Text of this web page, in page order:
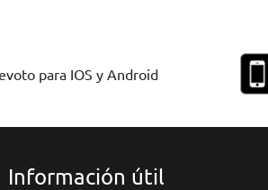
para IOS y Android
Información útil